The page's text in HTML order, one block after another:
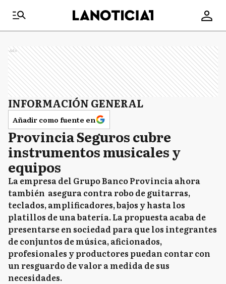
Ads
INFORMACIÓN GENERAL
Añadir como fuente en
Provincia Seguros cubre
instrumentos musicales y
equipos
La empresa del Grupo Banco Provincia ahora
también asegura contra robo de guitarras,
teclados, amplificadores, bajos y hasta los
platillos de una batería. La propuesta acaba de
presentarse en sociedad para que los integrantes
de conjuntos de música, aficionados,
profesionales y productores puedan contar con
un resguardo de valor a medida de sus
necesidades.